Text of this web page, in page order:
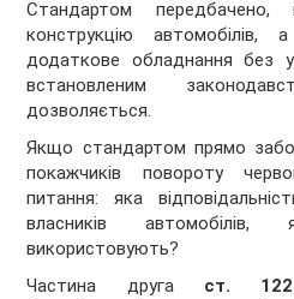
Стандартом
конструкцію автомобілів,
додаткове обладнання без
встановленим
дозволяється.
Якщо стандартом прямо
покажчиків повороту
питання: яка
власників
використовують?
Частина друга ст.